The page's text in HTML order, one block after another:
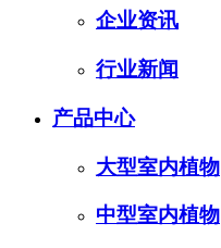
企业资讯
行业新闻
产品中心
大型室内植物
中型室内植物